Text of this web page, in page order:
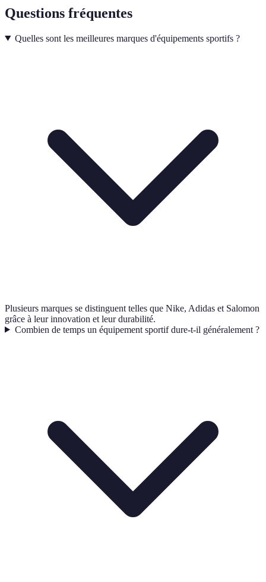
Questions fréquentes
Quelles sont les meilleures marques d'équipements sportifs ?
Plusieurs marques se distinguent telles que Nike, Adidas et Salomon
grâce à leur innovation et leur durabilité.
Combien de temps un équipement sportif dure-t-il généralement ?